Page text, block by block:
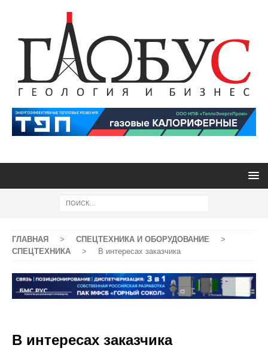
ГЛАВНАЯ > СПЕЦТЕХНИКА И ОБОРУДОВАНИЕ
>
СПЕЦТЕХНИКА
> В интересах заказчика
В интересах заказчика